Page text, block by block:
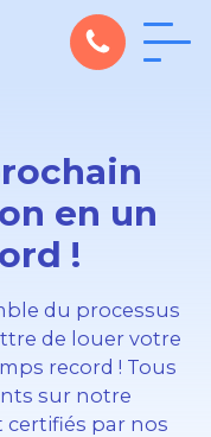
en un
!
du processus
de louer votre
record ! Tous
sur notre
par nos